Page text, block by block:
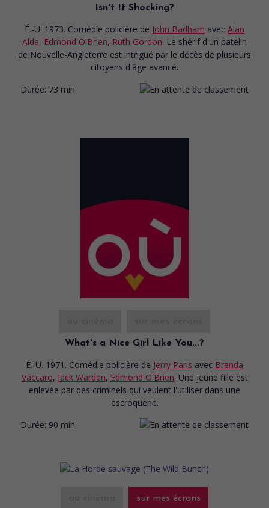
Isn't It Shocking?
É.-U. 1973. Comédie policière de John Badham avec Alan
Alda, Edmond O'Brien, Ruth Gordon. Le shérif d'un patelin
de Nouvelle-Angleterre est intrigué par le décès de plusieurs
citoyens d'âge avancé.
Durée: 73 min.
What's a Nice Girl Like You...?
É.-U. 1971. Comédie policière de Jerry Paris avec Brenda
Vaccaro, Jack Warden, Edmond O'Brien. Une jeune fille est
enlevée par des criminels qui veulent l'utiliser dans une
escroquerie.
Durée: 90 min.
sur mes écrans